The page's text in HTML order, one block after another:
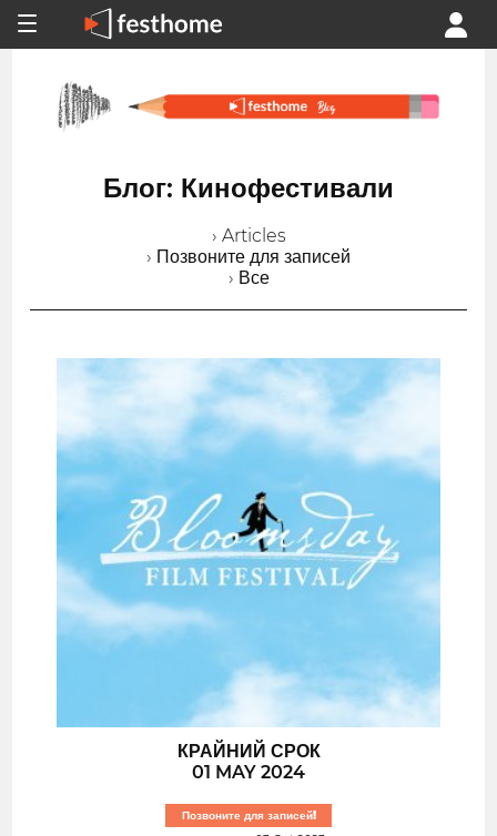
Блог: Кинофестивали
› Articles
› Позвоните для записей
› Все
КРАЙНИЙ СРОК
01 MAY 2024
Позвоните для записей!